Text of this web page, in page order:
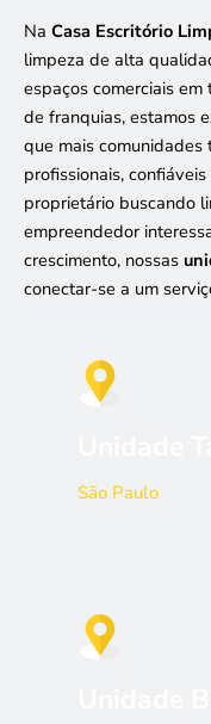
Na Casa Escritório
limpeza de alta
espaços comerciais
de franquias, estamos
que mais comunidades
profissionais,
proprietário buscando
empreendedor
crescimento, nossas
conectar-se a um
São Paulo